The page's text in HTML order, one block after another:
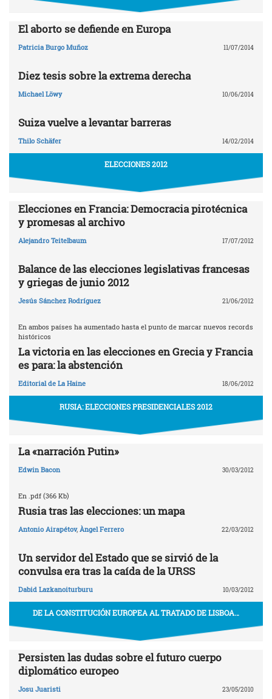
El aborto se defiende en Europa
Patricia Burgo Muñoz 11/07/2014
Diez tesis sobre la extrema derecha
Michael Löwy 10/06/2014
Suiza vuelve a levantar barreras
Thilo Schäfer 14/02/2014
ELECCIONES 2012
Elecciones en Francia: Democracia pirotécnica
y promesas al archivo
Alejandro Teitelbaum 17/07/2012
Balance de las elecciones legislativas francesas
y griegas de junio 2012
Jesús Sánchez Rodríguez 21/06/2012
En ambos países ha aumentado hasta el punto de marcar nuevos records
históricos
La victoria en las elecciones en Grecia y Francia
es para: la abstención
Editorial de La Haine 18/06/2012
RUSIA: ELECCIONES PRESIDENCIALES 2012
La «narración Putin»
Edwin Bacon 30/03/2012
En .pdf (366 Kb)
Rusia tras las elecciones: un mapa
Antonio Airapétov, Àngel Ferrero 22/03/2012
Un servidor del Estado que se sirvió de la
convulsa era tras la caída de la URSS
Dabid Lazkanoiturburu 10/03/2012
DE LA CONSTITUCIÓN EUROPEA AL TRATADO DE LISBOA…
Persisten las dudas sobre el futuro cuerpo
diplomático europeo
Josu Juaristi 23/05/2010